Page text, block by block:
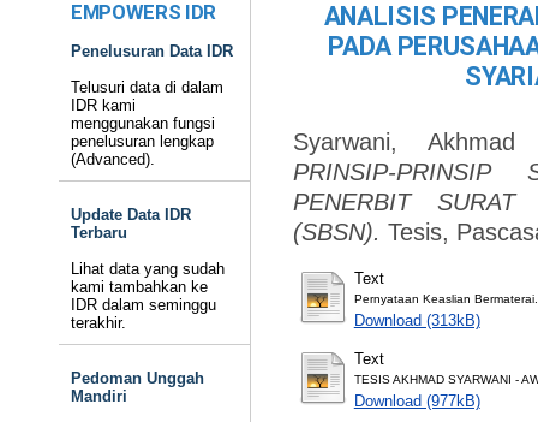
EMPOWERS IDR
Penelusuran Data IDR
Telusuri data di dalam
IDR kami
menggunakan fungsi
penelusuran lengkap
(Advanced).
Update Data IDR
Terbaru
Lihat data yang sudah
kami tambahkan ke
IDR dalam seminggu
terakhir.
Pedoman Unggah
Mandiri
ANALISIS
PADA
Syarwani, Akhmad
PRINSIP-PRINSIP
PENERBIT SURAT
(SBSN). Tesis,
Text
Pernyataan Keaslian
Download (313kB)
Text
TESIS AKHMAD SYARWANI -
Download (977kB)